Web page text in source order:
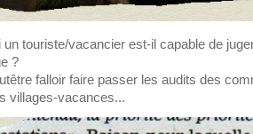
un touriste/vacancier est-il capable de
?
falloir faire passer les audits des
villages-vacances...